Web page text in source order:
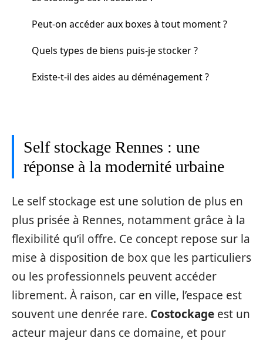
Peut-on accéder aux boxes à tout moment ?
Quels types de biens puis-je stocker ?
Existe-t-il des aides au déménagement ?
Self stockage Rennes : une
réponse à la modernité urbaine
Le self stockage est une solution de plus en
plus prisée à Rennes, notamment grâce à la
flexibilité qu’il offre. Ce concept repose sur la
mise à disposition de box que les particuliers
ou les professionnels peuvent accéder
librement. À raison, car en ville, l’espace est
souvent une denrée rare. Costockage est un
acteur majeur dans ce domaine, et pour